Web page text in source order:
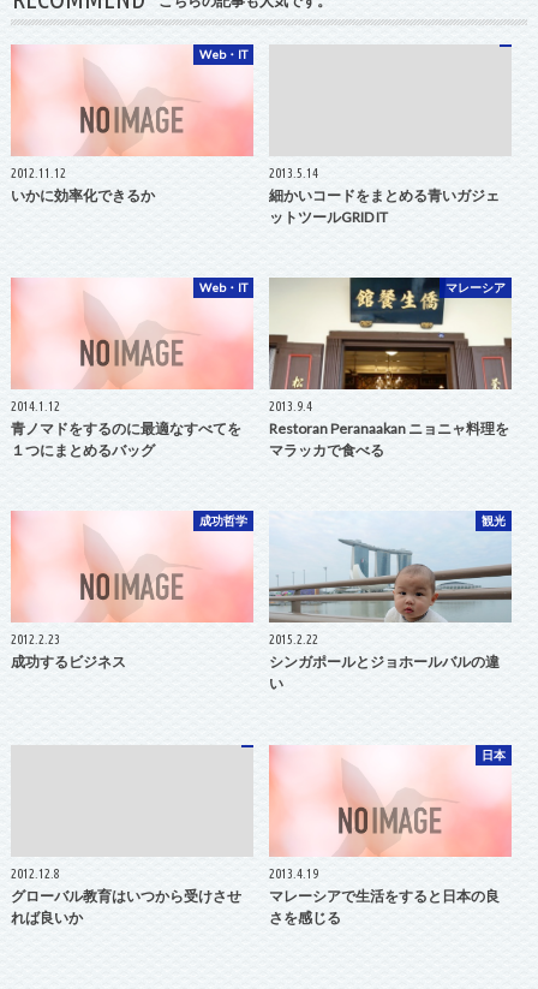
Web・IT
2012.11.12
いかに効率化できるか
2013.5.14
細かいコードをまとめる青いガジェ
ットツールGRID IT
Web・IT
2014.1.12
青ノマドをするのに最適なすべてを
１つにまとめるバッグ
マレーシア
2013.9.4
Restoran Peranaakan ニョニャ料理を
マラッカで食べる
成功哲学
2012.2.23
成功するビジネス
観光
2015.2.22
シンガポールとジョホールバルの違
い
2012.12.8
グローバル教育はいつから受けさせ
れば良いか
日本
2013.4.19
マレーシアで生活をすると日本の良
さを感じる